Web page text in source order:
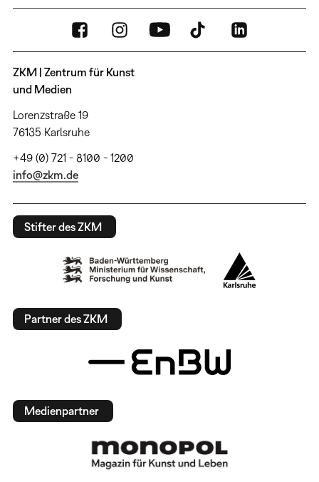
ZKM | Zentrum für Kunst
und Medien
Lorenzstraße 19
76135 Karlsruhe
+49 (0) 721 - 8100 - 1200
info@zkm.de
Stifter des ZKM
Partner des ZKM
Medienpartner